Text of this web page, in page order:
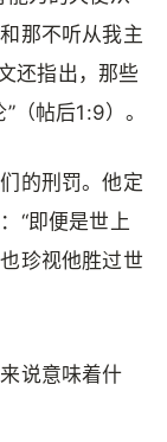
那不听从我主
还指出，那些
（帖后1:9）。
的刑罚。他定
“即便是世上
珍视他胜过世
说意味着什